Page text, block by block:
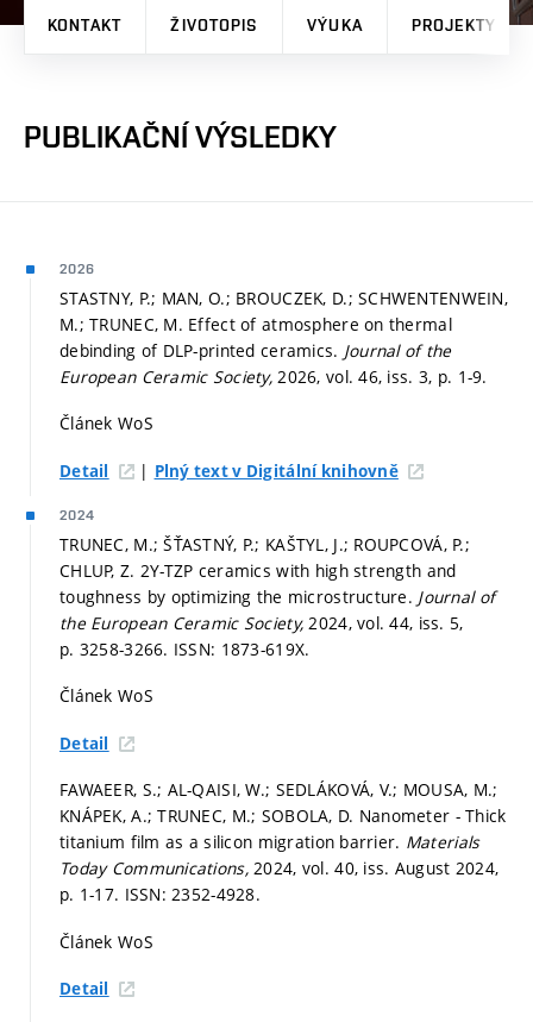
KONTAKT ŽIVOTOPIS VÝUKA PROJEKTY
PUBLIKAČNÍ VÝSLEDKY
2026
STASTNY, P.; MAN, O.; BROUCZEK, D.; SCHWENTENWEIN,
M.; TRUNEC, M. Effect of atmosphere on thermal
debinding of DLP-printed ceramics. Journal of the
European Ceramic Society,2026, vol. 46, iss. 3, p. 1-9.
Článek WoS
Detail | Plný text v Digitální knihovně
2024
TRUNEC, M.; ŠŤASTNÝ, P.; KAŠTYL, J.; ROUPCOVÁ, P.;
CHLUP, Z. 2Y-TZP ceramics with high strength and
toughness by optimizing the microstructure. Journal of
the European Ceramic Society,2024, vol. 44, iss. 5,
p. 3258-3266. ISSN: 1873-619X.
Článek WoS
Detail
FAWAEER, S.; AL-QAISI, W.; SEDLÁKOVÁ, V.; MOUSA, M.;
KNÁPEK, A.; TRUNEC, M.; SOBOLA, D. Nanometer - Thick
titanium film as a silicon migration barrier. Materials
Today Communications,2024, vol. 40, iss. August 2024,
p. 1-17. ISSN: 2352-4928.
Článek WoS
Detail